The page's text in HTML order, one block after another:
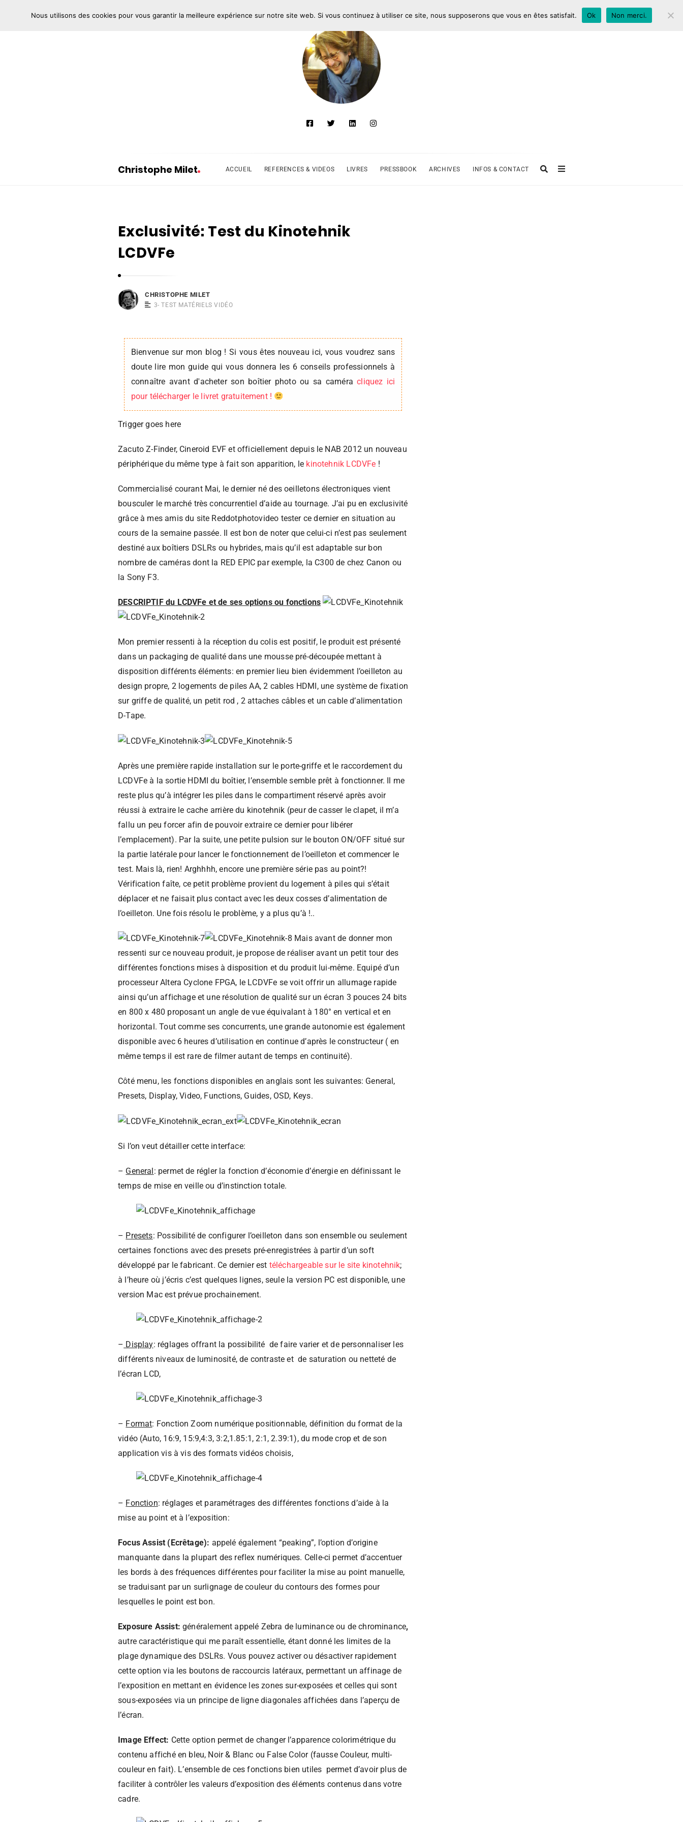
Christophe Milet
i
t
o
h
ACCUEIL REFERENCES & VIDEOS LIVRES PRESSBOOK ARCHIVES INFOS & CONTACT
Exclusivité: Test du Kinotehnik
LCDVFe
CHRISTOPHE MILET
3- TEST MATÉRIELS VIDÉO
Bienvenue sur mon blog ! Si vous êtes nouveau ici, vous voudrez sans
doute lire mon guide qui vous donnera les 6 conseils professionnels à
connaître avant d'acheter son boîtier photo ou sa caméracliquez ici
pour télécharger le livret gratuitement !
Trigger goes here
Zacuto Z-Finder, Cineroid EVF et officiellement depuis le NAB 2012 un nouveau
périphérique du même type à fait son apparition, le kinotehnik LCDVFe !
Commercialisé courant Mai, le dernier né des oeilletons électroniques vient
bousculer le marché très concurrentiel d’aide au tournage. J’ai pu en exclusivité
grâce à mes amis du site Reddotphotovideo tester ce dernier en situation au
cours de la semaine passée. Il est bon de noter que celui-ci n’est pas seulement
destiné aux boîtiers DSLRs ou hybrides, mais qu’il est adaptable sur bon
nombre de caméras dont la RED EPIC par exemple, la C300 de chez Canon ou
la Sony F3.
DESCRIPTIF du LCDVFe et de ses options ou fonctions
Mon premier ressenti à la réception du colis est positif, le produit est présenté
dans un packaging de qualité dans une mousse pré-découpée mettant à
disposition différents éléments: en premier lieu bien évidemment l’oeilleton au
design propre, 2 logements de piles AA, 2 cables HDMI, une système de fixation
sur griffe de qualité, un petit rod , 2 attaches câbles et un cable d’alimentation
D-Tape.
Après une première rapide installation sur le porte-griffe et le raccordement du
LCDVFe à la sortie HDMI du boîtier, l’ensemble semble prêt à fonctionner. Il me
reste plus qu’à intégrer les piles dans le compartiment réservé après avoir
réussi à extraire le cache arrière du kinotehnik (peur de casser le clapet, il m’a
fallu un peu forcer afin de pouvoir extraire ce dernier pour libérer
l’emplacement). Par la suite, une petite pulsion sur le bouton ON/OFF situé sur
la partie latérale pour lancer le fonctionnement de l’oeilleton et commencer le
test. Mais là, rien! Arghhhh, encore une première série pas au point?!
Vérification faîte, ce petit problème provient du logement à piles qui s’était
déplacer et ne faisait plus contact avec les deux cosses d’alimentation de
l’oeilleton. Une fois résolu le problème, y a plus qu’à !..
Mais avant de donner mon
ressenti sur ce nouveau produit, je propose de réaliser avant un petit tour des
différentes fonctions mises à disposition et du produit lui-même. Equipé d’un
processeur Altera Cyclone FPGA, le LCDVFe se voit offrir un allumage rapide
ainsi qu’un affichage et une résolution de qualité sur un écran 3 pouces 24 bits
en 800 x 480 proposant un angle de vue équivalant à 180° en vertical et en
horizontal. Tout comme ses concurrents, une grande autonomie est également
disponible avec 6 heures d’utilisation en continue d’après le constructeur ( en
même temps il est rare de filmer autant de temps en continuité).
Côté menu, les fonctions disponibles en anglais sont les suivantes: General,
Presets, Display, Video, Functions, Guides, OSD, Keys.
Si l’on veut détailler cette interface:
– General : permet de régler la fonction d’économie d’énergie en définissant le
temps de mise en veille ou d’instinction totale.
– Presets: Possibilité de configurer l’oeilleton dans son ensemble ou seulement
certaines fonctions avec des presets pré-enregistrées à partir d’un soft
développé par le fabricant. Ce dernier est téléchargeable sur le site kinotehnik;
à l’heure où j’écris c’est quelques lignes, seule la version PC est disponible, une
version Mac est prévue prochainement.
– Display: réglages offrant la possibilité de faire varier et de personnaliser les
différents niveaux de luminosité, de contraste et de saturation ou netteté de
l’écran LCD,
– Format: Fonction Zoom numérique positionnable, définition du format de la
vidéo (Auto, 16:9, 15:9,4:3, 3:2,1.85:1, 2:1, 2.39:1), du mode crop et de son
application vis à vis des formats vidéos choisis,
– Fonction: réglages et paramétrages des différentes fonctions d’aide à la
mise au point et à l’exposition:
Focus Assist (Ecrêtage): appelé également “peaking”, l’option d’origine
manquante dans la plupart des reflex numériques. Celle-ci permet d’accentuer
les bords à des fréquences différentes pour faciliter la mise au point manuelle,
se traduisant par un surlignage de couleur du contours des formes pour
lesquelles le point est bon.
Exposure Assist:généralement appelé Zebra de luminance ou de chrominance,
autre caractéristique qui me paraît essentielle, étant donné les limites de la
plage dynamique des DSLRs. Vous pouvez activer ou désactiver rapidement
cette option via les boutons de raccourcis latéraux, permettant un affinage de
l’exposition en mettant en évidence les zones sur-exposées et celles qui sont
sous-exposées via un principe de ligne diagonales affichées dans l’aperçu de
l’écran.
Image Effect: Cette option permet de changer l’apparence colorimétrique du
contenu affiché en bleu, Noir & Blanc ou False Color (fausse Couleur, multi-
couleur en fait). L’ensemble de ces fonctions bien utiles permet d’avoir plus de
faciliter à contrôler les valeurs d’exposition des éléments contenus dans votre
cadre.
Nous utilisons des cookies pour vous garantir la meilleure expérience sur notre site web. Si vous continuez à utiliser ce site, nous supposerons que vous en êtes satisfait. Ok Non merci.